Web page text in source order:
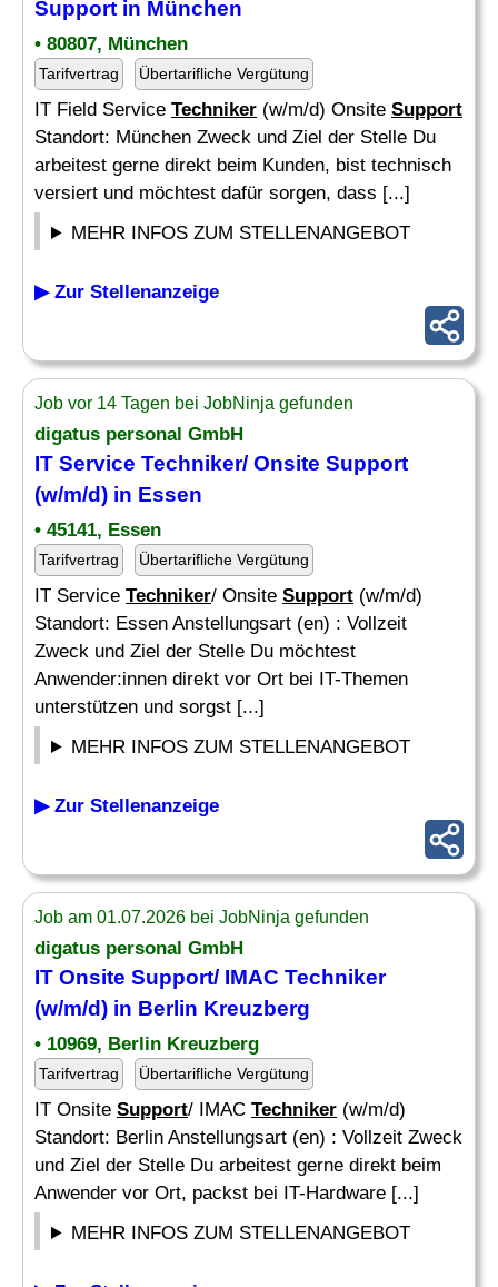
Support in München
• 80807, München
Tarifvertrag Übertarifliche Vergütung
IT Field Service Techniker (w/m/d) Onsite Support
Standort: München Zweck und Ziel der Stelle Du
arbeitest gerne direkt beim Kunden, bist technisch
versiert und möchtest dafür sorgen, dass [...]
MEHR INFOS ZUM STELLENANGEBOT
▶ Zur Stellenanzeige
Job vor 14 Tagen bei JobNinja gefunden
digatus personal GmbH
IT Service Techniker/ Onsite Support
(w/m/d) in Essen
• 45141, Essen
Tarifvertrag Übertarifliche Vergütung
IT Service Techniker/ Onsite Support (w/m/d)
Standort: Essen Anstellungsart (en) : Vollzeit
Zweck und Ziel der Stelle Du möchtest
Anwender:innen direkt vor Ort bei IT-Themen
unterstützen und sorgst [...]
MEHR INFOS ZUM STELLENANGEBOT
▶ Zur Stellenanzeige
Job am 01.07.2026 bei JobNinja gefunden
digatus personal GmbH
IT Onsite Support/ IMAC Techniker
(w/m/d) in Berlin Kreuzberg
• 10969, Berlin Kreuzberg
Tarifvertrag Übertarifliche Vergütung
IT Onsite Support/ IMAC Techniker (w/m/d)
Standort: Berlin Anstellungsart (en) : Vollzeit Zweck
und Ziel der Stelle Du arbeitest gerne direkt beim
Anwender vor Ort, packst bei IT-Hardware [...]
MEHR INFOS ZUM STELLENANGEBOT